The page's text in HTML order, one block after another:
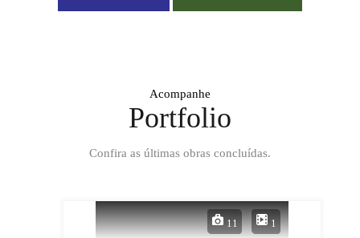
Acompanhe
Portfolio
Confira as últimas obras concluídas.
11 1